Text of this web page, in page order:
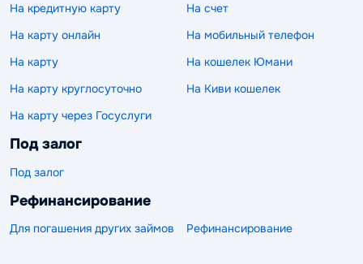
На кредитную карту
На счет
На карту онлайн
На мобильный телефон
На карту
На кошелек Юмани
На карту круглосуточно
На Киви кошелек
На карту через Госуслуги
Под залог
Под залог
Рефинансирование
Для погашения других займов Рефинансирование